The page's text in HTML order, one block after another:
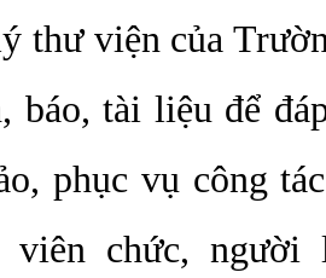
thư viện của
báo, tài liệu để
phục vụ công
viên chức, người